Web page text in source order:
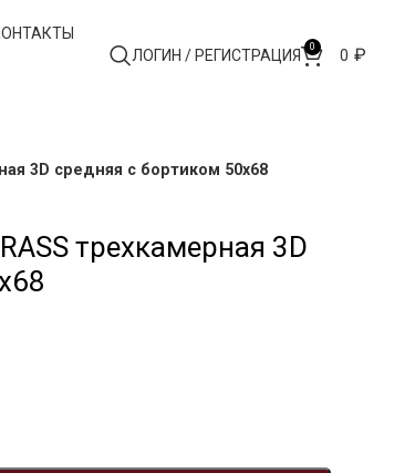
ЛОГИН / РЕГИСТРАЦИЯ 0 0 ₽
3D средняя с бортиком 50х68
трехкамерная 3D